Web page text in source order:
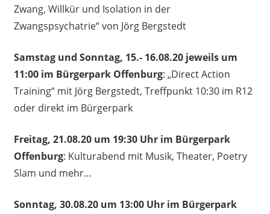
Zwang, Willkür und Isolation in der
Zwangspsychatrie“ von Jörg Bergstedt
Samstag und Sonntag, 15.- 16.08.20 jeweils um
11:00 im Bürgerpark Offenburg: „Direct Action
Training“ mit Jörg Bergstedt, Treffpunkt 10:30 im R12
oder direkt im Bürgerpark
Freitag, 21.08.20 um 19:30 Uhr im Bürgerpark
Offenburg: Kulturabend mit Musik, Theater, Poetry
Slam und mehr…
Sonntag, 30.08.20 um 13:00 Uhr im Bürgerpark